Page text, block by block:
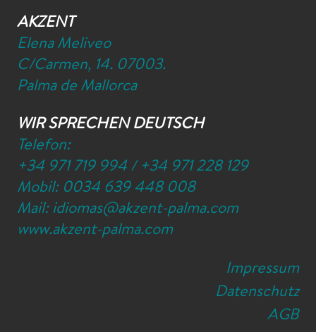
AKZENT
Elena Meliveo
C/Carmen, 14. 07003.
Palma de Mallorca
WIR SPRECHEN DEUTSCH
Telefon:
+34 971 719 994 / +34 971 228 129
Mobil: 0034 639 448 008
Mail: idiomas@akzent-palma.com
www.akzent-palma.com
Impressum
Datenschutz
AGB